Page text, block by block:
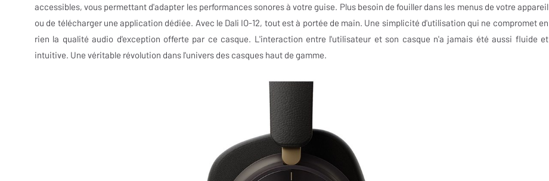
accessibles, vous permettant d'adapter les performances sonores à votre guise. Plus besoin de fouiller dans les menus de votre appareil
ou de télécharger une application dédiée. Avec le Dali IO-12, tout est à portée de main. Une simplicité d'utilisation qui ne compromet en
rien la qualité audio d'exception offerte par ce casque. L'interaction entre l'utilisateur et son casque n'a jamais été aussi fluide et
intuitive. Une véritable révolution dans l'univers des casques haut de gamme.